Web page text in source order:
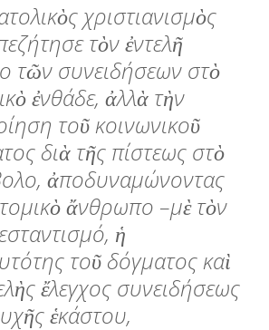
χριστιανισμὸς
τὸν ἐντελῆ
τῶν συνειδήσεων στὸ
ἐνθάδε, ἀλλὰ τὴν
τοῦ κοινωνικοῦ
διὰ τῆς πίστεως στὸ
ἀποδυναμώνοντας
ἄνθρωπο –μὲ τὸν
ἡ
τοῦ δόγματος καὶ
ἔλεγχος συνειδήσεως
ἑκάστου,